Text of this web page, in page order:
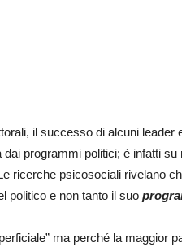
il successo di alcuni leader
programmi politici; è infatti su
ricerche psicosociali rivelano
politico e non tanto il suo
ma perché la maggior